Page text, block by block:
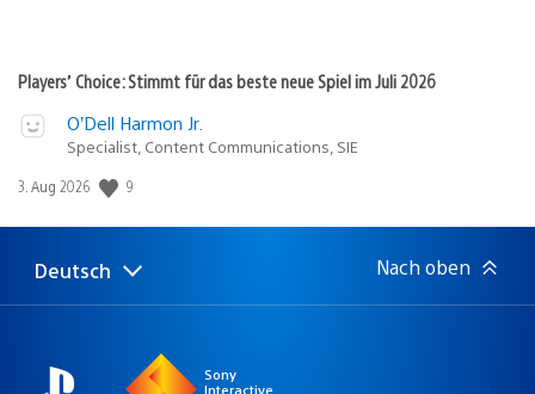
Players’ Choice: Stimmt für das beste neue Spiel im Juli 2026
O’Dell Harmon Jr.
Specialist, Content Communications, SIE
Veröffentlichungsdatum:
3. Aug 2026 9
Select
Aktuelle
Deutsch Nach oben
Sony
Interactive